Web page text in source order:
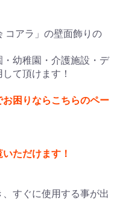
コアラ」の壁面飾りの
幼稚園・介護施設・デ
て頂けます！
困りならこちらのペー
ただけます！
すぐに使用する事が出